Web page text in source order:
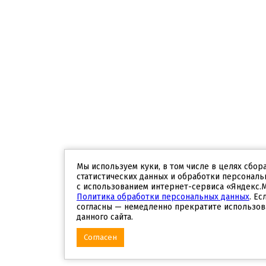
Мы используем куки, в том числе в целях
статистических данных и обработки
с использованием интернет-сервиса
Политика обработки персональных данных.
согласны — немедленно прекратите
данного сайта.
Согласен